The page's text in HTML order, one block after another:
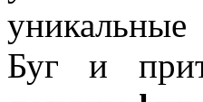
Буг и